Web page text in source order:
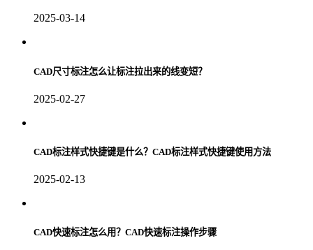
2025-03-14
CAD尺寸标注怎么让标注拉出来的线变短？
2025-02-27
CAD标注样式快捷键是什么？CAD标注样式快捷键使用方法
2025-02-13
CAD快速标注怎么用？CAD快速标注操作步骤